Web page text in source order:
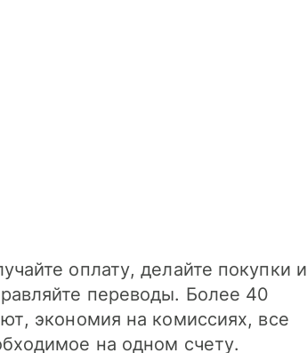
оплату, делайте покупки и
переводы. Более 40
экономия на комиссиях, все
на одном счету.